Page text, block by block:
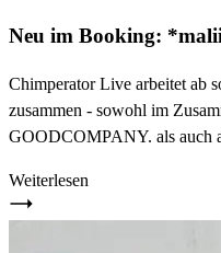
Neu im Booking:
Chimperator Live arbeitet ab
zusammen - sowohl im
GOODCOMPANY. als auch
Weiterlesen